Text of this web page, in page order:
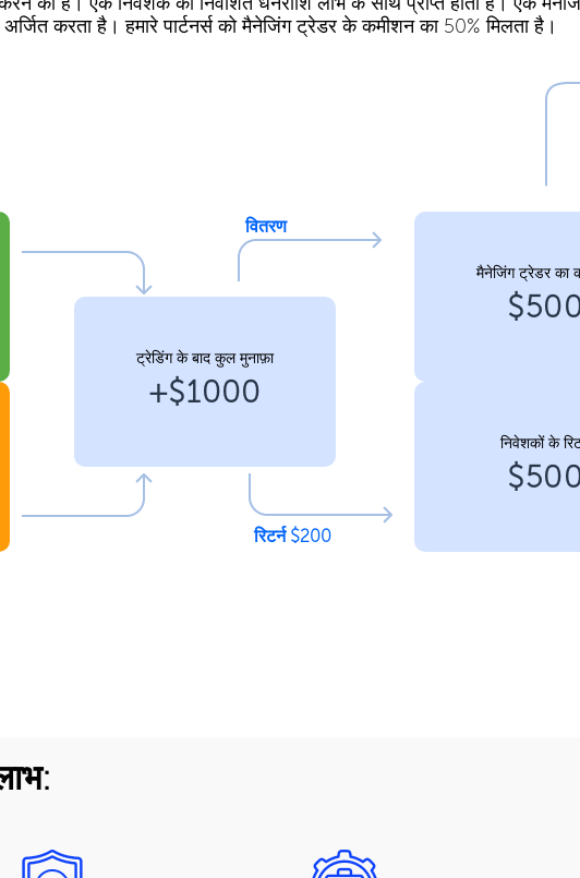
करता है। हमारे पार्टनर्स को मैनेजिंग ट्रेडर के कमीशन का 50% मिलता है।
ट्रेडिंग के बाद कुल मुनाफ़ा
+$1000
वितरण
मैनेजिंग ट्रेडर का
रिटर्न $200
निवेशकों के